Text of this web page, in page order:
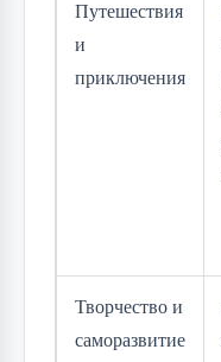
Путешествия
и
приключения
Творчество и
саморазвитие